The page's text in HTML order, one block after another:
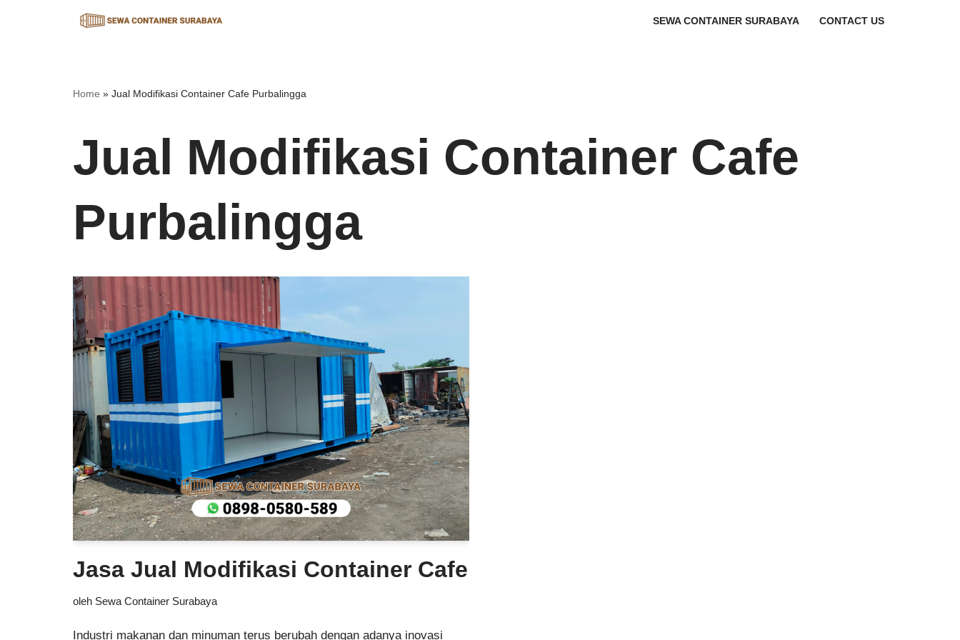
SEWA CONTAINER SURABAYA CONTACT US
Home » Jual Modifikasi Container Cafe Purbalingga
Jual Modifikasi Container Cafe
Purbalingga
Jasa Jual Modifikasi Container Cafe
oleh Sewa Container Surabaya
Industri makanan dan minuman terus berubah dengan adanya inovasi